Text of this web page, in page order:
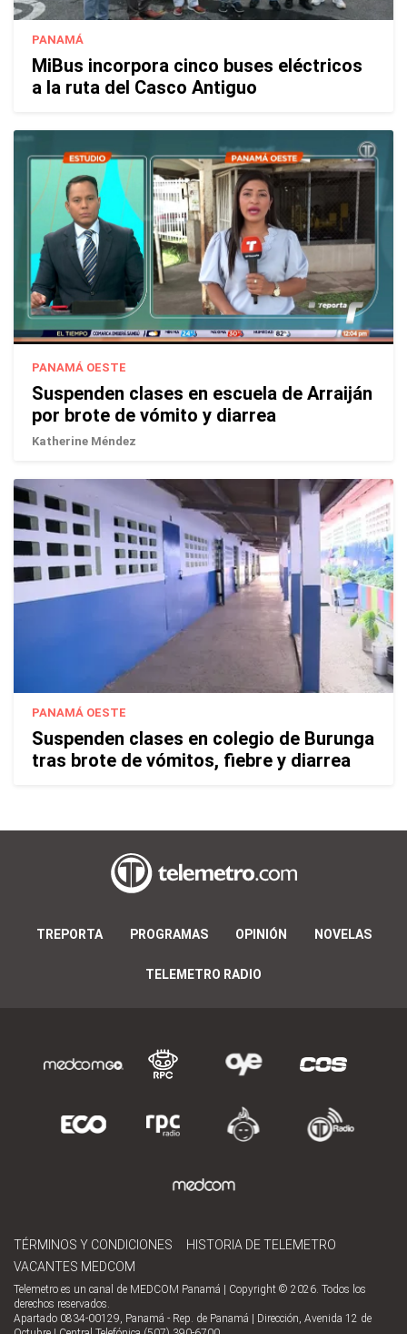
PANAMÁ
MiBus incorpora cinco buses eléctricos
a la ruta del Casco Antiguo
PANAMÁ OESTE
Suspenden clases en escuela de Arraiján
por brote de vómito y diarrea
Katherine Méndez
PANAMÁ OESTE
Suspenden clases en colegio de Burunga
tras brote de vómitos, fiebre y diarrea
TREPORTA PROGRAMAS OPINIÓN NOVELAS
TELEMETRO RADIO
TÉRMINOS Y CONDICIONES
HISTORIA DE TELEMETRO
VACANTES MEDCOM
Telemetro es un canal de MEDCOM Panamá | Copyright © 2026. Todos los
derechos reservados.
Apartado 0834-00129, Panamá - Rep. de Panamá | Dirección, Avenida 12 de